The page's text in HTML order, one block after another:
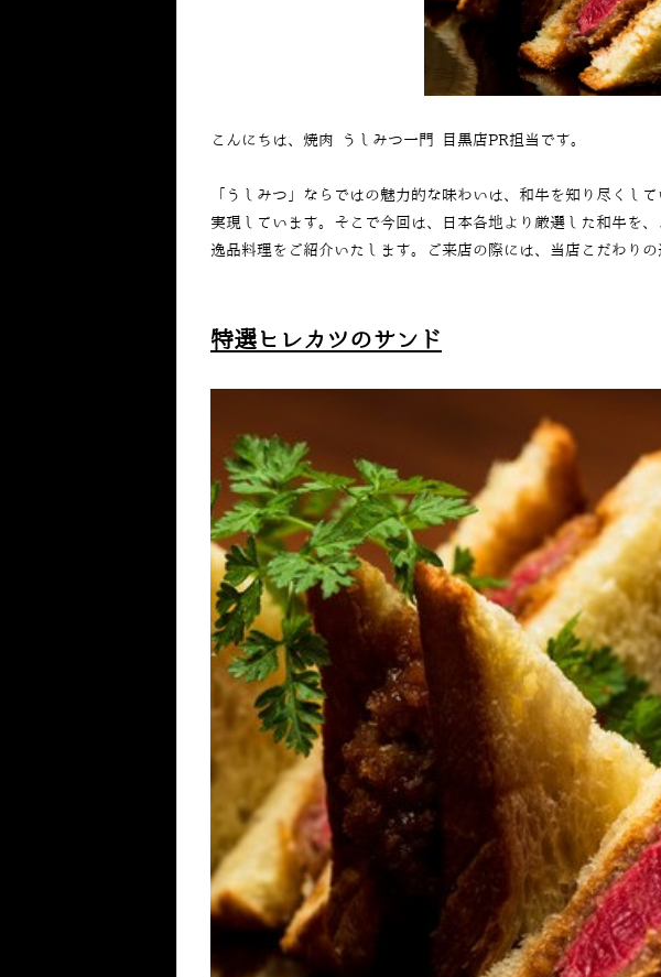
こんにちは、焼肉 うしみつ一門 目黒店PR担当です。
「うしみつ」ならではの魅力的な味わいは、和牛を知り尽くし
実現しています。そこで今回は、日本各地より厳選した和牛を
逸品料理をご紹介いたします。ご来店の際には、当店こだわりの
特選ヒレカツのサンド